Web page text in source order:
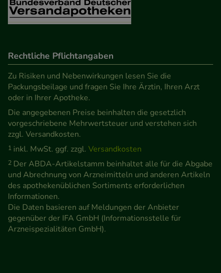
Verhaltensweisen (z.B. Spracheinstellung)
anzupassen. Komfort-Cookies ermöglichen es uns
betreiben.
Statistik & Tracking:Hierüber lassen sich
Informationen über die Art und Weise der Nutzung
unserer Website sammeln, mit deren Hilfe wir
unsere Website weiter für Sie optimieren können,
den Inhalt auf unserer Website aber auch die
Werbung auf Drittseiten möglichst relevant für Sie
zu gestalten. Bitte beachten Sie, dass Daten hierfür
teilweise an Dritte wie z.B. Google oder soziale
Medien übertragen werden.
Rechtliche Pflichtangaben
Zu Risiken und Nebenwirkungen lesen Sie die
Packungsbeilage und fragen Sie Ihre Ärztin, Ihren Arzt
oder in Ihrer Apotheke.
Die angegebenen Preise beinhalten die gesetzlich
vorgeschriebene Mehrwertsteuer und verstehen sich
zzgl. Versandkosten.
1 inkl. MwSt. ggf. zzgl. Versandkosten
2 Der ABDA-Artikelstamm beinhaltet alle für die Abgabe
und Abrechnung von Arzneimitteln und anderen Artikeln
des apothekenüblichen Sortiments erforderlichen
Informationen.
Die Daten basieren auf Meldungen der Anbieter
gegenüber der IFA GmbH (Informationsstelle für
Arzneispezialitäten GmbH).